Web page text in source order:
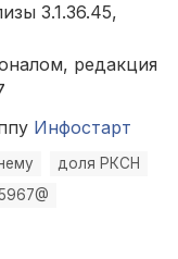
3.1.36.45,
редакция
Инфостарт
доля РКСН